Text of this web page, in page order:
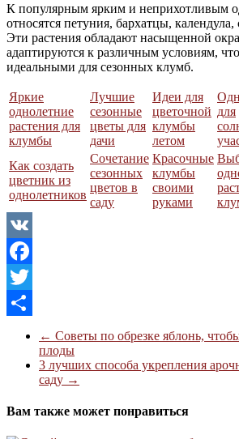
К популярным ярким и неприхотливым
относятся петуния, бархатцы, календула,
Эти растения обладают насыщенной
адаптируются к различным условиям,
идеальными для сезонных клумб.
Яркие
однолетние
растения для
клумбы
Лучшие
сезонные
цветы для
дачи
Идеи для
цветочной
клумбы
летом
для
Как создать
цветник из
однолетников
Сочетание
сезонных
цветов в
саду
Красочные
клумбы
своими
руками
VK
Facebook
Twitter
Отправить
← Советы по обрезке яблонь,
плоды
3 лучших способа укрепления
саду →
Вам также может понравиться